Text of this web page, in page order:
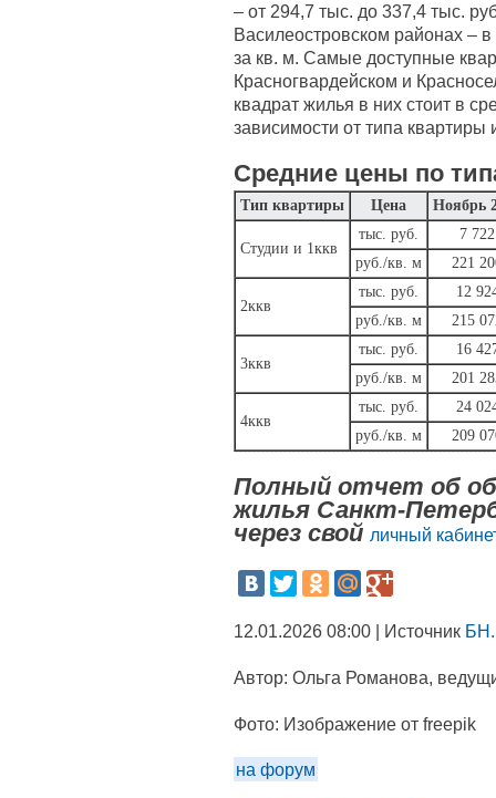
– от 294,7 тыс. до 337,4 тыс.
Василеостровском районах –
за кв. м. Самые доступные
Красногвардейском и
квадрат жилья в них стоит в
зависимости от типа квартиры
Средние цены по
Тип квартиры Цена Ноябрь
Студии и 1ккв
тыс. руб.
7 722
руб./кв. м
221
2ккв
тыс. руб.
12
руб./кв. м
215
3ккв
тыс. руб.
16
руб./кв. м
201
4ккв
тыс. руб.
24
руб./кв. м
209
Полный отчет об
жилья Санкт-
через свой личный
12.01.2026 08:00 | Источник
Автор: Ольга Романова,
Фото: Изображение от freepik
на форум